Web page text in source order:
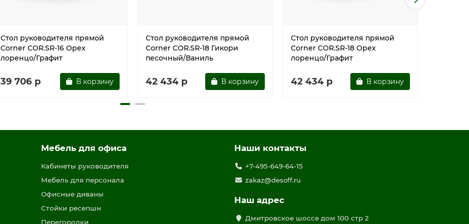
Стол руководителя прямой
Corner COR.SR-16 Орех
лоренцо/Графит
39 706 р В корзину
Стол руководителя прямой
Corner COR.SR-18 Гикори
песочный/Ваниль
42 434 р В корзину
Стол руководителя прямой
Corner COR.SR-18 Орех
лоренцо/Графит
42 434 р В корзину
Мебель для офиса
Кабинеты руководителя
Мебель для персонала
Офисные диваны
Стойки ресепшн
Перегородки
Наши контакты
+7-495-649-64-15
zakaz@desoff.ru
Наш адрес
Дмитровское шоссе дом 100 стр 2